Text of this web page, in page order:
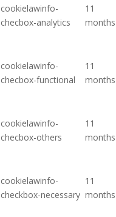
cookielawinfo-
checbox-analytics
11
months
cookielawinfo-
checbox-functional
11
months
cookielawinfo-
checbox-others
11
months
cookielawinfo-
checkbox-necessary
11
months